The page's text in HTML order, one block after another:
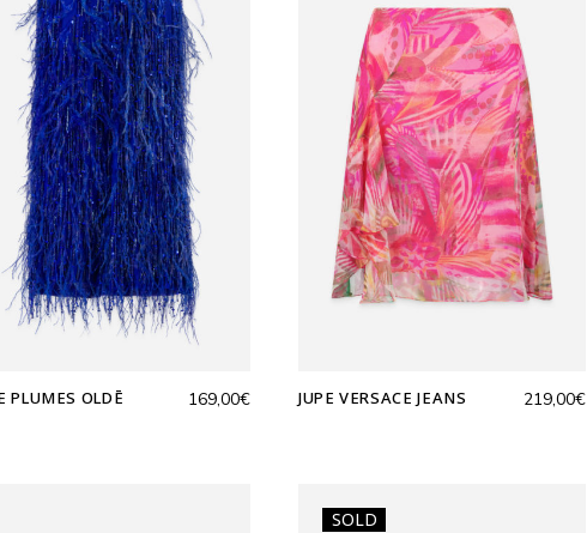
PLUMES OLDĒ 169,00€ JUPE VERSACE JEANS 219,00€
SOLD